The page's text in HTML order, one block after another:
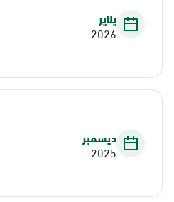
يناير
2026
ديسمبر
2025